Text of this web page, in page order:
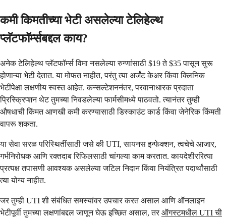
कमी किमतीच्या भेटी असलेल्या टेलिहेल्थ
प्लॅटफॉर्म्सबद्दल काय?
अनेक टेलिहेल्थ प्लॅटफॉर्म्स विमा नसलेल्या रुग्णांसाठी $19 ते $35 पासून सुरू
होणाऱ्या भेटी देतात. या मोफत नाहीत, परंतु त्या अर्जंट केअर किंवा क्लिनिक
भेटींपेक्षा लक्षणीय स्वस्त आहेत. कन्सल्टेशननंतर, परवानाधारक प्रदाता
प्रिस्क्रिप्शन थेट तुमच्या निवडलेल्या फार्मसीमध्ये पाठवतो. त्यानंतर तुम्ही
औषधाची किंमत आणखी कमी करण्यासाठी डिस्काउंट कार्ड किंवा जेनेरिक किंमती
वापरू शकता.
या सेवा सरळ परिस्थितींसाठी जसे की UTI, सायनस इन्फेक्शन, त्वचेचे आजार,
गर्भनिरोधक आणि रक्तदाब रिफिलसाठी चांगल्या काम करतात. कायदेशीररित्या
प्रत्यक्ष तपासणी आवश्यक असलेल्या जटिल निदान किंवा नियंत्रित पदार्थांसाठी
त्या योग्य नाहीत.
जर तुम्ही UTI शी संबंधित समस्यांवर उपचार करत असाल आणि ऑनलाइन
भेटीपूर्वी तुमच्या लक्षणांबद्दल जाणून घेऊ इच्छित असाल, तर ऑगस्टमधील UTI ची